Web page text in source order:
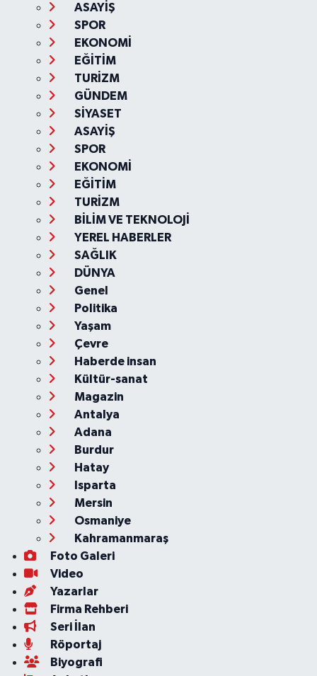
ASAYİŞ
SPOR
EKONOMİ
EĞİTİM
TURİZM
GÜNDEM
SİYASET
ASAYİŞ
SPOR
EKONOMİ
EĞİTİM
TURİZM
BİLİM VE TEKNOLOJİ
YEREL HABERLER
SAĞLIK
DÜNYA
Genel
Politika
Yaşam
Çevre
Haberde insan
Kültür-sanat
Magazin
Antalya
Adana
Burdur
Hatay
Isparta
Mersin
Osmaniye
Kahramanmaraş
Foto Galeri
Video
Yazarlar
Firma Rehberi
Seri İlan
Röportaj
Biyografi